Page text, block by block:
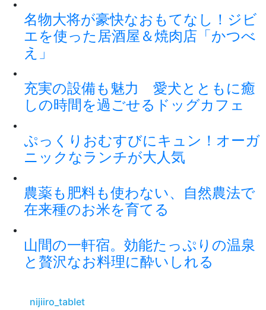
名物大将が豪快なおもてなし！ジビ
エを使った居酒屋＆焼肉店「かつべ
え」
充実の設備も魅力 愛犬とともに癒
しの時間を過ごせるドッグカフェ
ぷっくりおむすびにキュン！オーガ
ニックなランチが大人気
農薬も肥料も使わない、自然農法で
在来種のお米を育てる
山間の一軒宿。効能たっぷりの温泉
と贅沢なお料理に酔いしれる
nijiiro_tablet